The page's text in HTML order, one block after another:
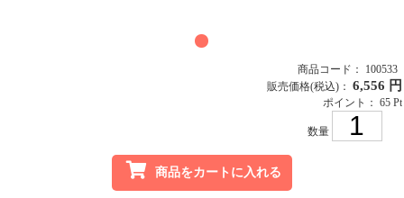
商品コード： 100533
販売価格(税込)： 6,556 円
ポイント： 65 Pt
数量
商品をカートに入れる